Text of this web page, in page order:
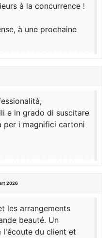
à la concurrence !
à une prochaine
e in grado di suscitare
per i magnifici cartoni
2026
les arrangements
beauté. Un
l'écoute du client et